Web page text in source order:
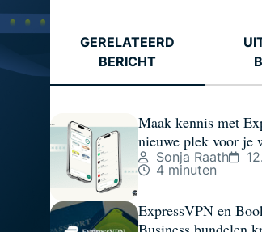
identiteitsbescherming,
GERELATEERD
BERICHT
Maak kennis met
nieuwe plek voor je
Sonja Raath
4 minuten
ExpressVPN en